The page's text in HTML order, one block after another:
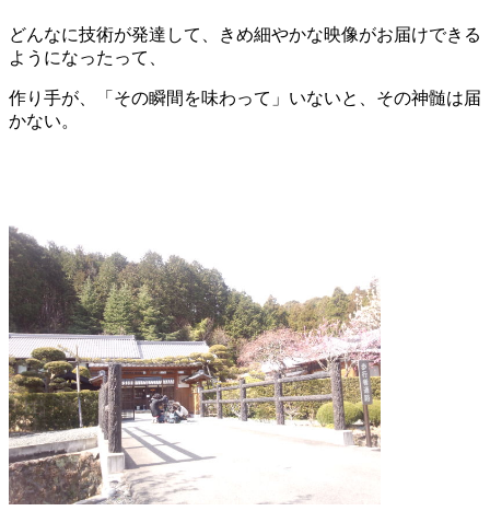
どんなに技術が発達して、きめ細やかな映像がお届けできる
ようになったって、
作り手が、「その瞬間を味わって」いないと、その神髄は届
かない。